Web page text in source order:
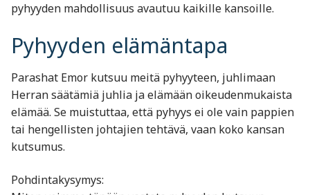
pyhyyden mahdollisuus avautuu kaikille kansoille.
Pyhyyden elämäntapa
Parashat Emor kutsuu meitä pyhyyteen, juhlimaan
Herran säätämiä juhlia ja elämään oikeudenmukaista
elämää. Se muistuttaa, että pyhyys ei ole vain pappien
tai hengellisten johtajien tehtävä, vaan koko kansan
kutsumus.
Pohdintakysymys: